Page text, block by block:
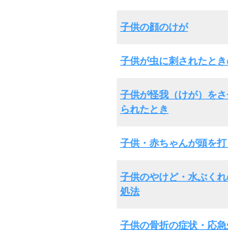
子供の顔のけが
子供が虫に刺されたと
子供が怪我（けが）を
られたとき
子供・赤ちゃんが頭を
子供のやけど・水ぶく
処法
子供の骨折の症状・応